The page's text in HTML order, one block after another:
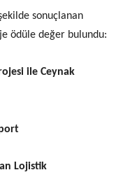
sonuçlanan
ödüle değer bulundu:
ile Ceynak
Lojistik